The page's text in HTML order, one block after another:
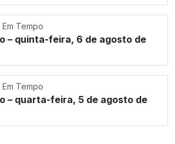
Tempo
– quinta-feira, 6 de agosto de
Tempo
– quarta-feira, 5 de agosto de